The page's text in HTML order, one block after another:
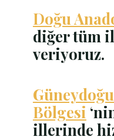
Doğu
diğer tüm
veriyoruz.
Bölgesi
illerinde